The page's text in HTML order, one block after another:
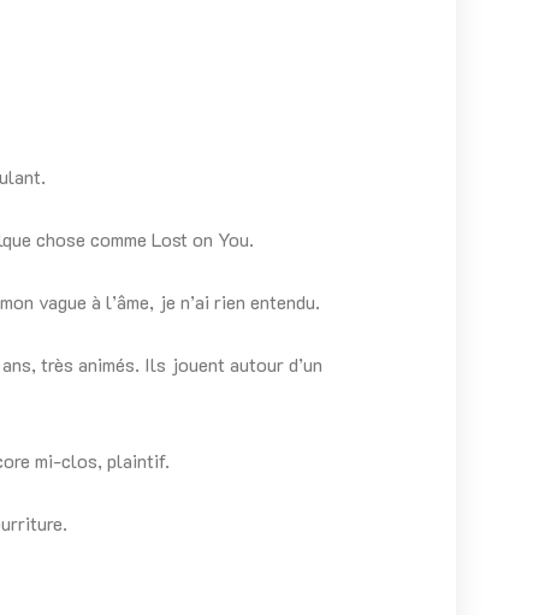
chose comme Lost on You.
vague à l’âme, je n’ai rien entendu.
très animés. Ils jouent autour d’un
mi-clos, plaintif.